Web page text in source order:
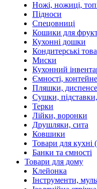
Ножі, ножиці,
Підноси
Спецовниці
Кошики для
Кухонні дошки
Кондитерські
Миски
Кухонний
Ємності,
Пляшки,
Сушки,
Терки
Лійки, воронки
Друшляки, сита
Ковшики
Товари для кухні
Банки та ємності
Товари для дому
Клейонка
Інструменти,